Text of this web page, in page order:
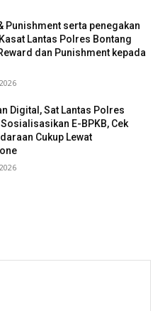
Punishment serta penegakan
Lantas Polres Bontang
dan Punishment kepada
Digital, Sat Lantas Polres
E-BPKB, Cek
Cukup Lewat